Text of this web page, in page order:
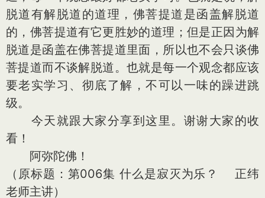
脱道有解脱道的道理，佛菩提道是函盖解脱道
的，佛菩提道有它更胜妙的道理；但是正因为解
脱道是函盖在佛菩提道里面，所以也不会只谈佛
菩提道而不谈解脱道。也就是每一个观念都应该
要老实学习、彻底了解，不可以一味的躁进跳
级。
今天就跟大家分享到这里。谢谢大家的收
看！
阿弥陀佛！
（原标题：第006集 什么是寂灭为乐？ 正纬
老师主讲）